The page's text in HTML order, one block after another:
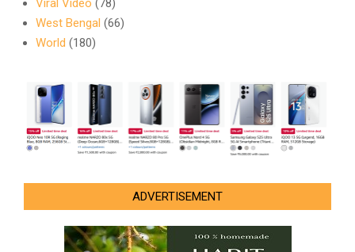
Viral Video (78)
West Bengal (66)
World (180)
ADVERTISEMENT